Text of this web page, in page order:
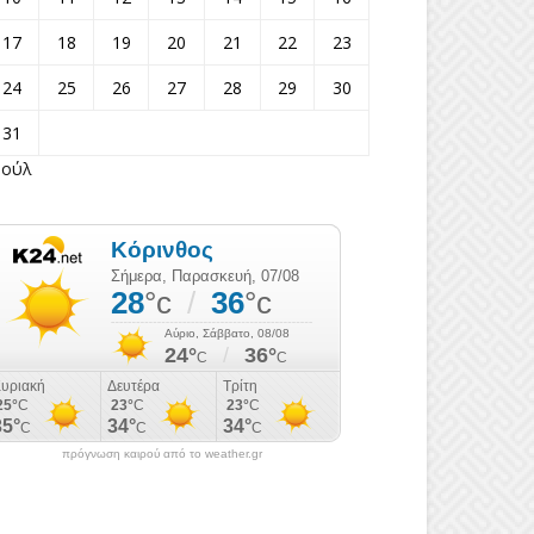
17
18 19 20 21 22
23
24
25 26 27 28 29
30
31
πρόγνωση καιρού από το weather.gr